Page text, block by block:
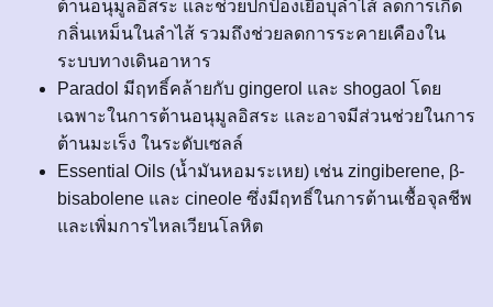
ต้านอนุมูลอิสระ และช่วยปกป้องเยื่อบุลำไส้ ลดการเกิด
กลิ่นเหม็นในลำไส้ รวมถึงช่วยลดการระคายเคืองใน
ระบบทางเดินอาหาร
Paradol มีฤทธิ์คล้ายกับ gingerol และ shogaol โดย
เฉพาะในการต้านอนุมูลอิสระ และอาจมีส่วนช่วยในการ
ต้านมะเร็ง ในระดับเซลล์
Essential Oils (น้ำมันหอมระเหย) เช่น zingiberene, β-
bisabolene และ cineole ซึ่งมีฤทธิ์ในการต้านเชื้อจุลชีพ
และเพิ่มการไหลเวียนโลหิต